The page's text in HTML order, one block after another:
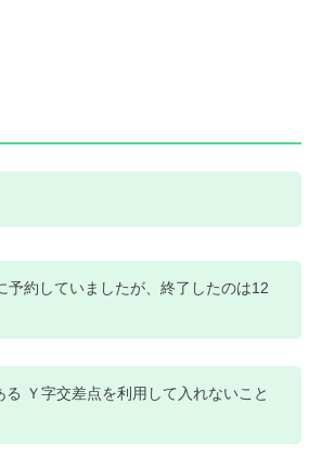
予約していましたが、終了したのは12
Ｙ字交差点を利用して入れないこと